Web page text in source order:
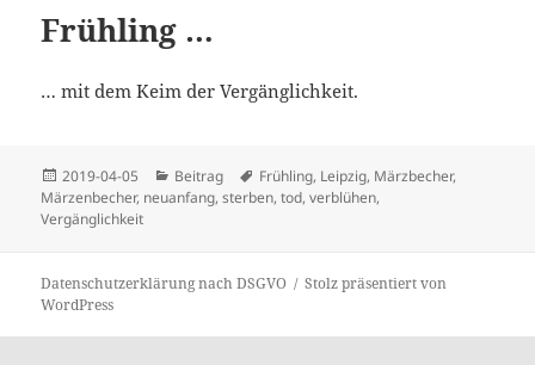
Frühling …
… mit dem Keim der Vergänglichkeit.
Veröffentlicht
am
2019-04-05 Kategorien
Beitrag Schlagwörter
Frühling, Leipzig, Märzbecher,
Märzenbecher, neuanfang,sterben,tod,verblühen,
Vergänglichkeit
Datenschutzerklärung nach DSGVO
Stolz präsentiert von
WordPress